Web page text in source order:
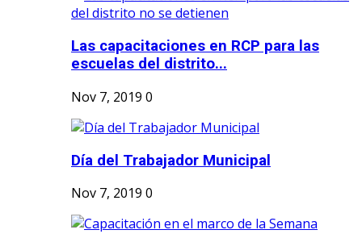
Las capacitaciones en RCP para las
escuelas del distrito...
Nov 7, 2019 0
Día del Trabajador Municipal
Nov 7, 2019 0